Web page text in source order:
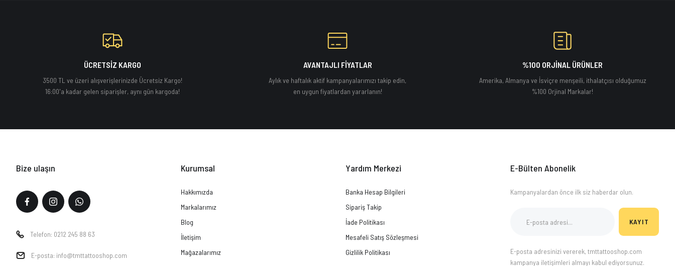
ÜCRETSİZ KARGO
3500 TL ve üzeri alışverişlerinizde Ücretsiz Kargo!
16:00'a kadar gelen siparişler, aynı gün kargoda!
AVANTAJLI FİYATLAR
Aylık ve haftalık aktif kampanyalarımızı takip edin,
en uygun fiyatlardan yararlanın!
%100 ORJİNAL ÜRÜNLER
Amerika, Almanya ve İsviçre menşeili, ithalatçısı olduğumuz
%100 Orjinal Markalar!
Bize ulaşın
Telefon: 0212 245 88 63
E-posta: info@tmttattooshop.com
Kurumsal
Hakkımızda
Markalarımız
Blog
İletişim
Mağazalarımız
Yardım Merkezi
Banka Hesap Bilgileri
Sipariş Takip
İade Politikası
Mesafeli Satış Sözleşmesi
Gizlilik Politikası
E-Bülten Abonelik
Kampanyalardan önce ilk siz haberdar olun.
KAYIT
E-posta adresinizi vererek, tmttattooshop.com
kampanya iletişimleri almayı kabul ediyorsunuz.